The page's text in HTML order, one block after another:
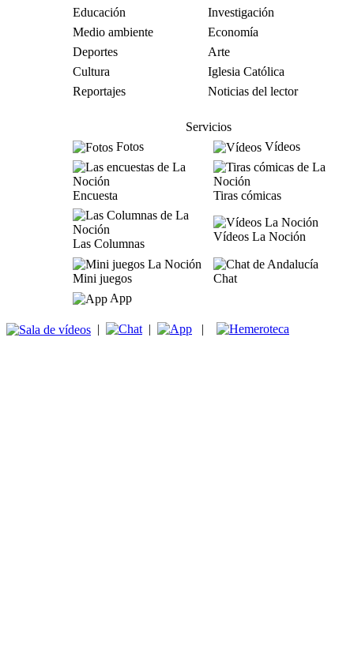
Educación
Investigación
Medio ambiente
Economía
Deportes
Arte
Cultura
Iglesia Católica
Reportajes
Noticias del lector
Servicios
Fotos
Vídeos
Encuesta Tiras cómicas
Las Columnas
Vídeos La Noción
Mini juegos
Chat
App
| | |